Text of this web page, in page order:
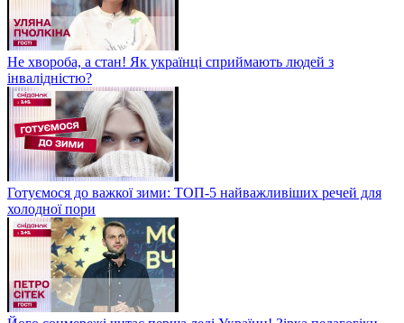
Не хвороба, а стан! Як українці сприймають людей з
інвалідністю?
Готуємося до важкої зими: ТОП-5 найважливіших речей для
холодної пори